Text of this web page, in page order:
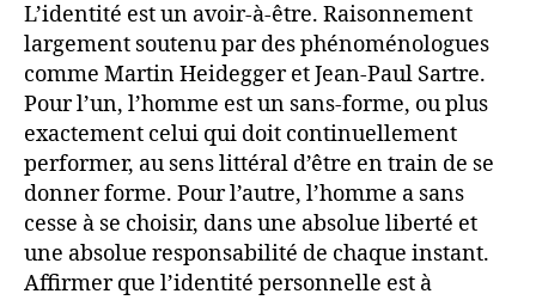
L’identité est un avoir-à-être. Raisonnement
largement soutenu par des phénoménologues
comme Martin Heidegger et Jean-Paul Sartre.
Pour l’un, l’homme est un sans-forme, ou plus
exactement celui qui doit continuellement
performer, au sens littéral d’être en train de se
donner forme. Pour l’autre, l’homme a sans
cesse à se choisir, dans une absolue liberté et
une absolue responsabilité de chaque instant.
Affirmer que l’identité personnelle est à